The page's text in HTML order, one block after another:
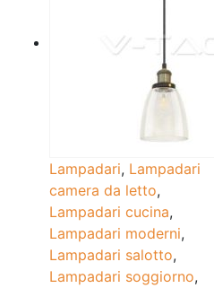
Lampadari, Lampadari
camera da letto,
Lampadari cucina,
Lampadari moderni,
Lampadari salotto,
Lampadari soggiorno,